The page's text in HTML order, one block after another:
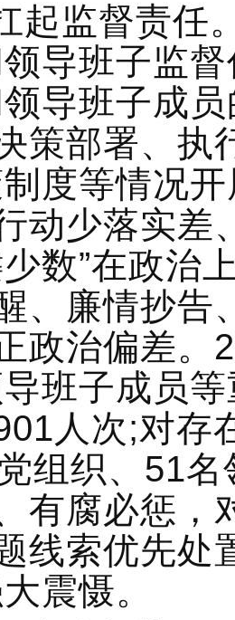
起监督责任
导班子监
导班子成
策部署、执
制度等情况
动少落实差
数”在政治
、廉情抄告
政治偏差。
导班子成员
人次;对存
组织、51
有腐必惩，
线索优先处
震慑。